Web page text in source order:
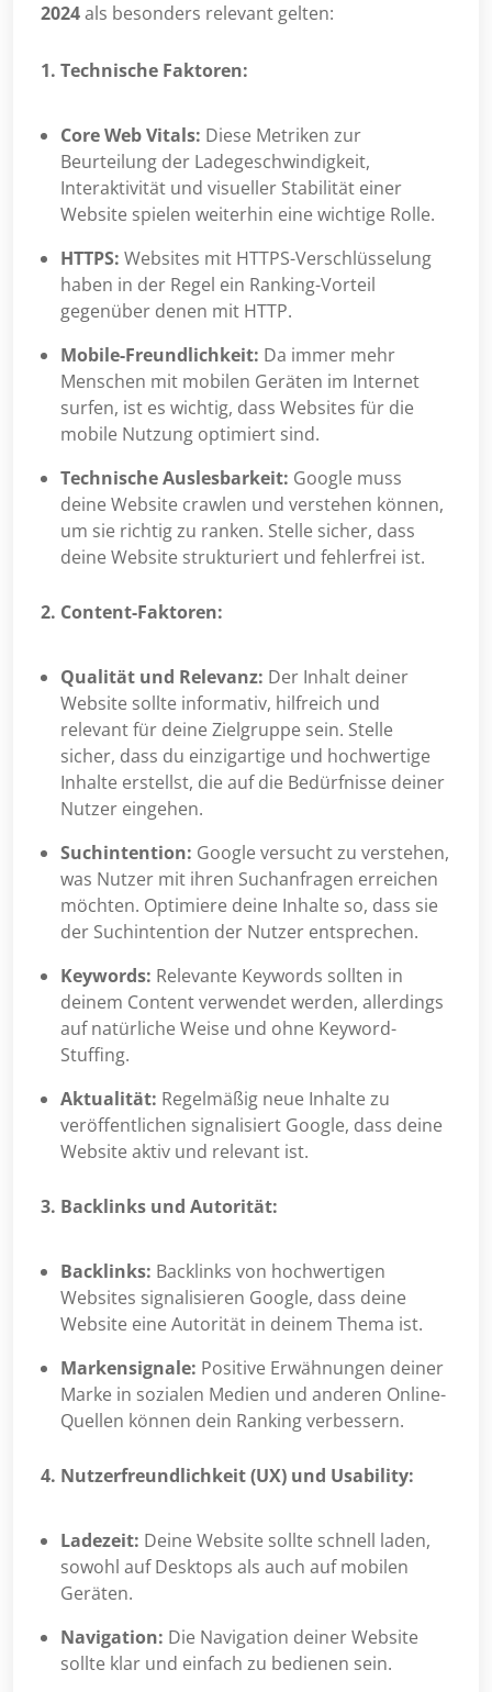
2024als besonders relevant gelten:
1. Technische Faktoren:
Core Web Vitals: Diese Metriken zur
Beurteilung der Ladegeschwindigkeit,
Interaktivität und visueller Stabilität einer
Website spielen weiterhin eine wichtige Rolle.
HTTPS: Websites mit HTTPS-Verschlüsselung
haben in der Regel ein Ranking-Vorteil
gegenüber denen mit HTTP.
Mobile-Freundlichkeit: Da immer mehr
Menschen mit mobilen Geräten im Internet
surfen, ist es wichtig, dass Websites für die
mobile Nutzung optimiert sind.
Technische Auslesbarkeit: Google muss
deine Website crawlen und verstehen können,
um sie richtig zu ranken. Stelle sicher, dass
deine Website strukturiert und fehlerfrei ist.
2. Content-Faktoren:
Qualität und Relevanz: Der Inhalt deiner
Website sollte informativ, hilfreich und
relevant für deine Zielgruppe sein. Stelle
sicher, dass du einzigartige und hochwertige
Inhalte erstellst, die auf die Bedürfnisse deiner
Nutzer eingehen.
Suchintention: Google versucht zu verstehen,
was Nutzer mit ihren Suchanfragen erreichen
möchten. Optimiere deine Inhalte so, dass sie
der Suchintention der Nutzer entsprechen.
Keywords: Relevante Keywords sollten in
deinem Content verwendet werden, allerdings
auf natürliche Weise und ohne Keyword-
Stuffing.
Aktualität: Regelmäßig neue Inhalte zu
veröffentlichen signalisiert Google, dass deine
Website aktiv und relevant ist.
3. Backlinks und Autorität:
Backlinks: Backlinks von hochwertigen
Websites signalisieren Google, dass deine
Website eine Autorität in deinem Thema ist.
Markensignale: Positive Erwähnungen deiner
Marke in sozialen Medien und anderen Online-
Quellen können dein Ranking verbessern.
4. Nutzerfreundlichkeit (UX) und Usability:
Ladezeit: Deine Website sollte schnell laden,
sowohl auf Desktops als auch auf mobilen
Geräten.
Navigation: Die Navigation deiner Website
sollte klar und einfach zu bedienen sein.